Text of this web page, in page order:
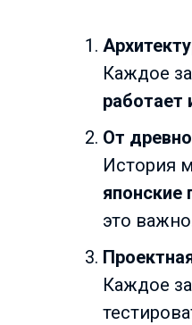
Каждое
работает
От
История
японские
это
Каждое